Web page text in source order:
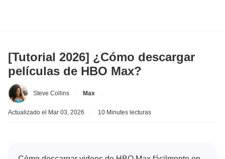
[Tutorial 2026] ¿Cómo descargar
películas de HBO Max?
Steve Collins Max
Actualizado el Mar 03, 2026 10 Minutes lecturas